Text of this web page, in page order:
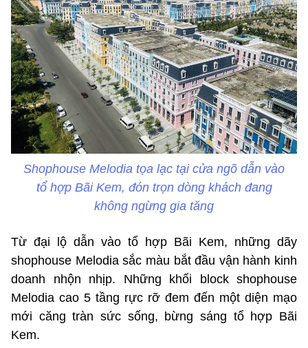
Shophouse Melodia tọa lạc tại cửa ngõ dẫn vào
tổ hợp Bãi Kem, đón trọn dòng khách đang
không ngừng gia tăng
Từ đại lộ dẫn vào tổ hợp Bãi Kem, những dãy
shophouse Melodia sắc màu bắt đầu vận hành kinh
doanh nhộn nhịp. Những khối block shophouse
Melodia cao 5 tầng rực rỡ đem đến một diện mạo
mới căng tràn sức sống, bừng sáng tổ hợp Bãi
Kem.